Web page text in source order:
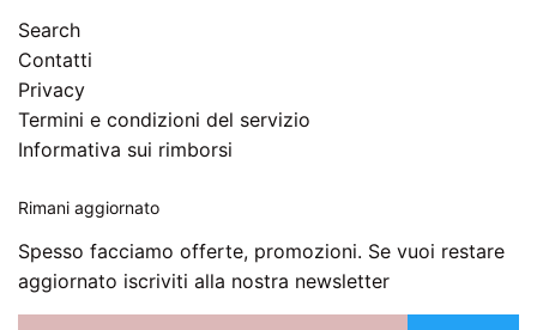
Search
Contatti
Privacy
Termini e condizioni del servizio
Informativa sui rimborsi
Rimani aggiornato
Spesso facciamo offerte, promozioni. Se vuoi restare
aggiornato iscriviti alla nostra newsletter